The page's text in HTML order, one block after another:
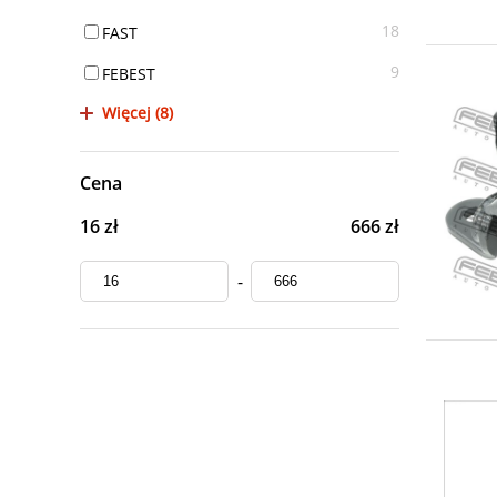
FAST
18
FEBEST
9
Więcej (8)
Cena
16 zł
666 zł
-